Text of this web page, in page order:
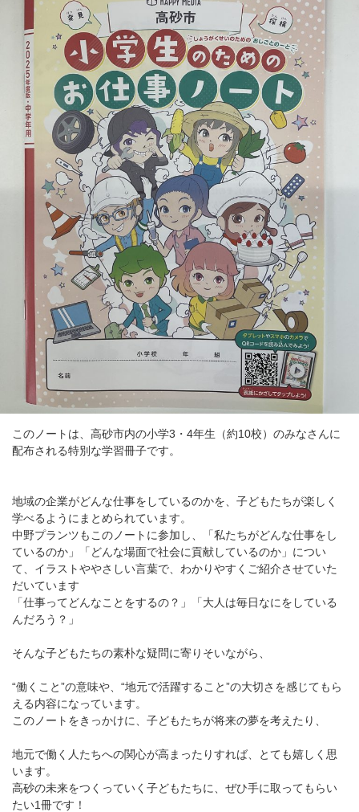
このノートは、高砂市内の小学3・4年生（約10校）のみなさんに
配布される特別な学習冊子です。
地域の企業がどんな仕事をしているのかを、子どもたちが楽しく
学べるようにまとめられています。
中野プランツもこのノートに参加し、「私たちがどんな仕事をし
ているのか」「どんな場面で社会に貢献しているのか」につい
て、イラストややさしい言葉で、わかりやすくご紹介させていた
だいています
「仕事ってどんなことをするの？」「大人は毎日なにをしている
んだろう？」
そんな子どもたちの素朴な疑問に寄りそいながら、
“働くこと”の意味や、“地元で活躍すること”の大切さを感じてもら
える内容になっています。
このノートをきっかけに、子どもたちが将来の夢を考えたり、
地元で働く人たちへの関心が高まったりすれば、とても嬉しく思
います。
高砂の未来をつくっていく子どもたちに、ぜひ手に取ってもらい
たい1冊です！